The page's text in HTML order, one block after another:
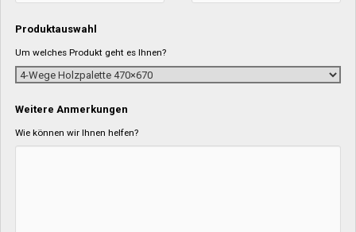
Produktauswahl
Um welches Produkt geht es Ihnen?
Weitere Anmerkungen
Wie können wir Ihnen helfen?